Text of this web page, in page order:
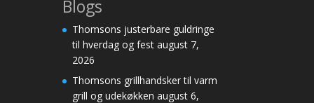
Blogs
Thomsons justerbare guldringe
til hverdag og fest august 7,
2026
Thomsons grillhandsker til varm
grill og udekøkken august 6,